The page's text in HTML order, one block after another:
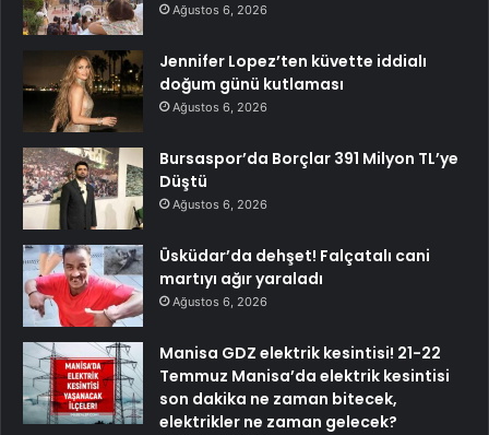
Ağustos 6, 2026
Jennifer Lopez’ten küvette iddialı
doğum günü kutlaması
Ağustos 6, 2026
Bursaspor’da Borçlar 391 Milyon TL’ye
Düştü
Ağustos 6, 2026
Üsküdar’da dehşet! Falçatalı cani
martıyı ağır yaraladı
Ağustos 6, 2026
Manisa GDZ elektrik kesintisi! 21-22
Temmuz Manisa’da elektrik kesintisi
son dakika ne zaman bitecek,
elektrikler ne zaman gelecek?